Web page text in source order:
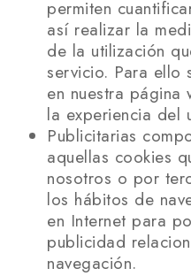
permiten
así realizar la
de la utilización
servicio. Para ello
en nuestra
la experiencia del
Publicitarias
aquellas cookies
nosotros o por
los hábitos de
en Internet para
publicidad
navegación.